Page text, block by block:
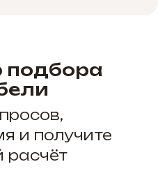
подбора
и получите
расчёт